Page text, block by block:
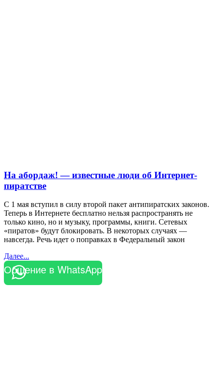
На абордаж! — известные люди об Интернет-
пиратстве
С 1 мая вступил в силу второй пакет антипиратских законов.
Теперь в Интернете бесплатно нельзя распространять не
только кино, но и музыку, программы, книги. Сетевых
«пиратов» будут блокировать. В некоторых случаях —
навсегда. Речь идет о поправках в Федеральный закон
Далее...
Общение в WhatsApp